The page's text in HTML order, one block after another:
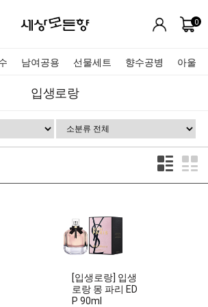
0
남여공용 선물세트 향수공병 아울렛
입생로랑
[입생로랑] 입생
로랑 몽 파리 ED
P 90ml